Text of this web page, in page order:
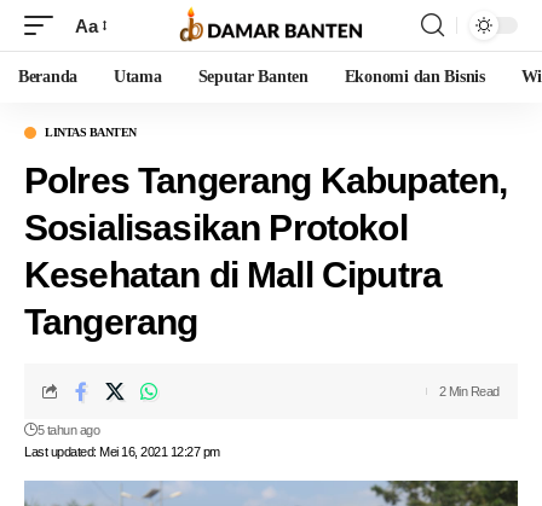
Aa
Beranda Utama Seputar Banten Ekonomi dan Bisnis
LINTAS BANTEN
Polres Tangerang Kabupaten,
Sosialisasikan Protokol
Kesehatan di Mall Ciputra
Tangerang
Last updated: Mei 16, 2021 12:27 pm
5 tahun ago
2 Min Read